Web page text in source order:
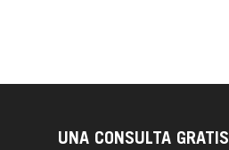
UNA CONSULTA GRATIS